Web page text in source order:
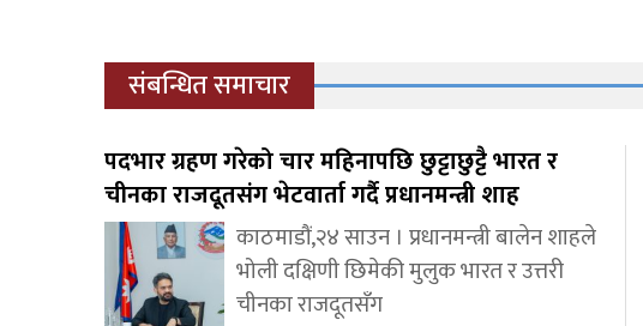
संबन्धित समाचार
पदभार ग्रहण गरेको चार महिनापछि छुट्टाछुट्टै भारत र
चीनका राजदूतसंग भेटवार्ता गर्दै प्रधानमन्त्री शाह
काठमाडौं,२४ साउन । प्रधानमन्त्री बालेन शाहले
भोली दक्षिणी छिमेकी मुलुक भारत र उत्तरी
चीनका राजदूतसँग